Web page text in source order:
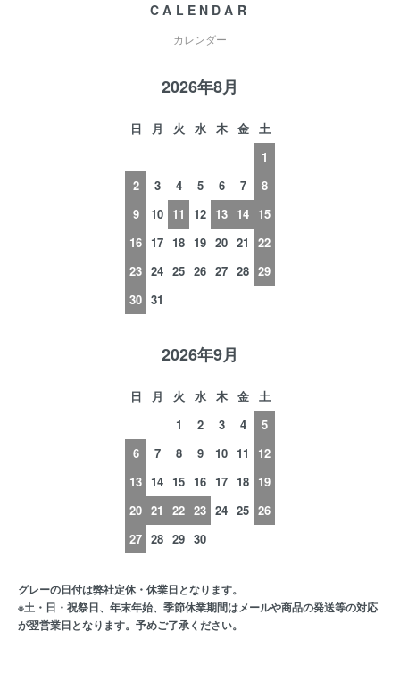
CALENDAR
カレンダー
2026年8月
日 月 火 水 木 金
土
1
2
3 4 5 6 7
8
9
10 11 12 13 14 15
16 17 18 19 20 21
22
23 24 25 26 27 28 29
30 31
2026年9月
日 月 火 水 木 金
土
1
2 3 4
5
6
7 8 9 10 11
12
13 14 15 16 17 18 19
20 21 22 23 24 25 26
27 28 29 30
グレーの日付は弊社定休・休業日となります。
※土・日・祝祭日、年末年始、季節休業期間はメールや商品の発送等の対応
が翌営業日となります。予めご了承ください。